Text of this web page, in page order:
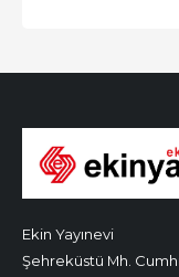
Ekin Yayınevi
Şehreküstü Mh.